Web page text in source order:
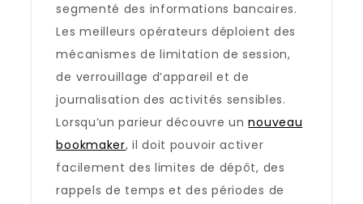
segmenté des informations bancaires.
Les meilleurs opérateurs déploient des
mécanismes de limitation de session,
de verrouillage d’appareil et de
journalisation des activités sensibles.
Lorsqu’un parieur découvre unnouveau
bookmaker, il doit pouvoir activer
facilement des limites de dépôt, des
rappels de temps et des périodes de